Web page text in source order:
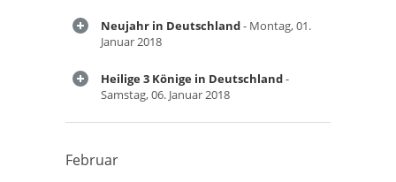
Neujahr in Deutschland- Montag, 01.
Januar 2018
Heilige 3 Könige in Deutschland-
Samstag, 06. Januar 2018
Februar